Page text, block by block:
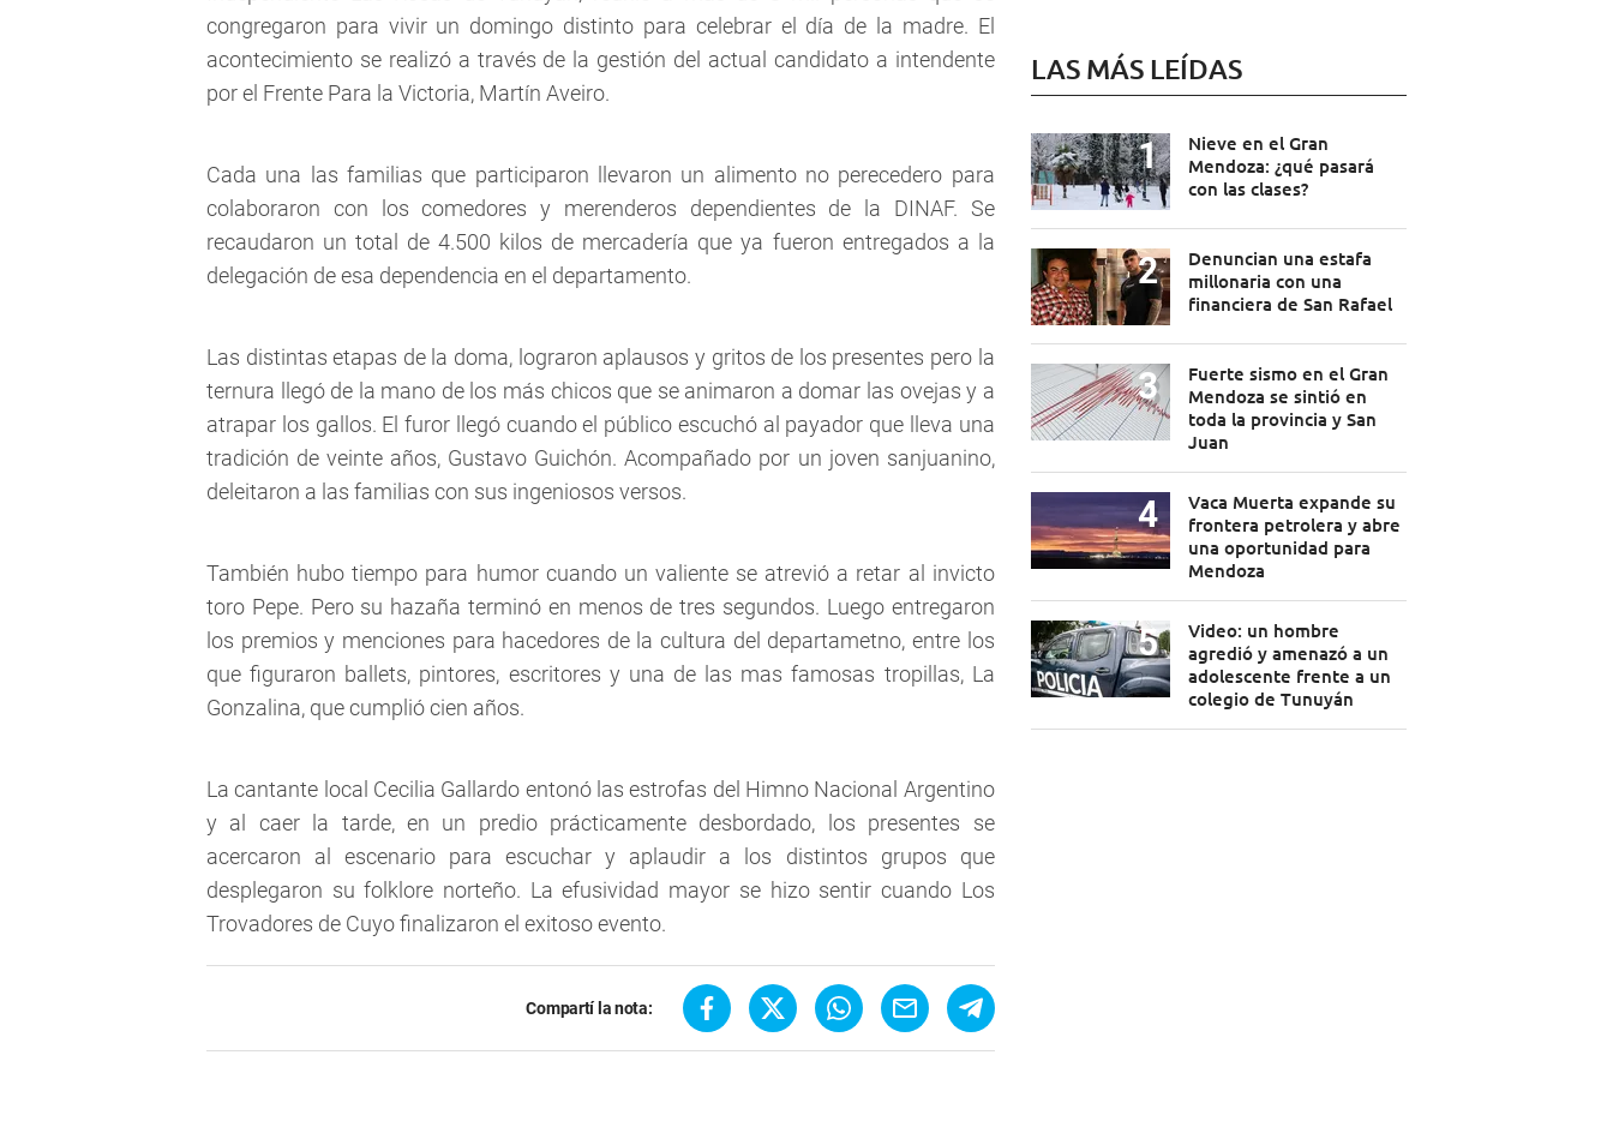
congregaron para vivir un domingo distinto para celebrar el día de la madre. El
acontecimiento se realizó a través de la gestión del actual candidato a intendente
por el Frente Para la Victoria, Martín Aveiro.
Cada una las familias que participaron llevaron un alimento no perecedero para
colaboraron con los comedores y merenderos dependientes de la DINAF. Se
recaudaron un total de 4.500 kilos de mercadería que ya fueron entregados a la
delegación de esa dependencia en el departamento.
Las distintas etapas de la doma, lograron aplausos y gritos de los presentes pero la
ternura llegó de la mano de los más chicos que se animaron a domar las ovejas y a
atrapar los gallos. El furor llegó cuando el público escuchó al payador que lleva una
tradición de veinte años, Gustavo Guichón. Acompañado por un joven sanjuanino,
deleitaron a las familias con sus ingeniosos versos.
También hubo tiempo para humor cuando un valiente se atrevió a retar al invicto
toro Pepe. Pero su hazaña terminó en menos de tres segundos. Luego entregaron
los premios y menciones para hacedores de la cultura del departametno, entre los
que figuraron ballets, pintores, escritores y una de las mas famosas tropillas, La
Gonzalina, que cumplió cien años.
La cantante local Cecilia Gallardo entonó las estrofas del Himno Nacional Argentino
y al caer la tarde, en un predio prácticamente desbordado, los presentes se
acercaron al escenario para escuchar y aplaudir a los distintos grupos que
desplegaron su folklore norteño. La efusividad mayor se hizo sentir cuando Los
Trovadores de Cuyo finalizaron el exitoso evento.
Compartí la nota:
LAS MÁS LEÍDAS
Nieve en el Gran
Mendoza: ¿qué pasará
con las clases?
Denuncian una estafa
millonaria con una
financiera de San Rafael
Fuerte sismo en el Gran
Mendoza se sintió en
toda la provincia y San
Juan
Vaca Muerta expande su
frontera petrolera y abre
una oportunidad para
Mendoza
Video: un hombre
agredió y amenazó a un
adolescente frente a un
colegio de Tunuyán